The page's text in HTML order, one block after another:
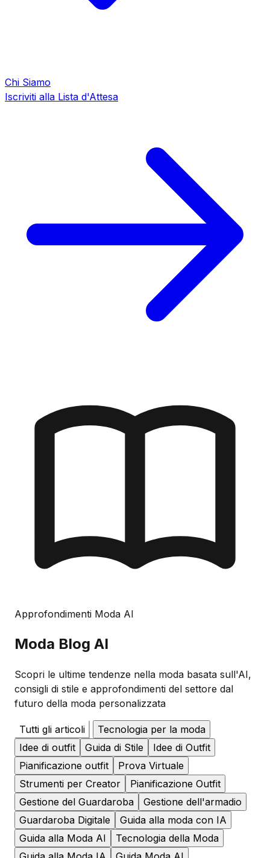
Chi Siamo
Iscriviti alla Lista d'Attesa
Approfondimenti Moda AI
Moda Blog AI
Scopri le ultime tendenze nella moda basata sull'AI,
consigli di stile e approfondimenti del settore dal
futuro della moda personalizzata
Tutti gli articoli
Tecnologia per la moda
Idee di outfit
Guida di Stile
Idee di Outfit
Pianificazione outfit
Prova Virtuale
Strumenti per Creator
Pianificazione Outfit
Gestione del Guardaroba
Gestione dell'armadio
Guardaroba Digitale
Guida alla moda con IA
Guida alla Moda AI
Tecnologia della Moda